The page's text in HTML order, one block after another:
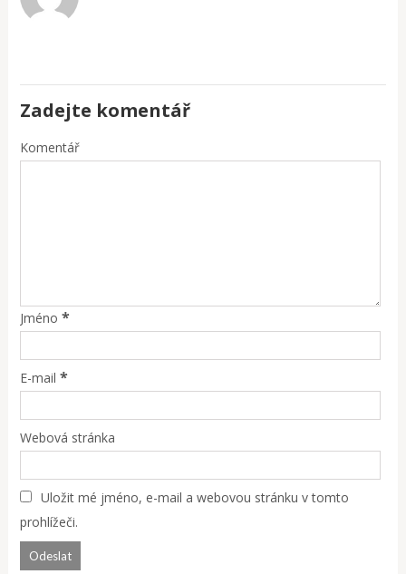
Zadejte komentář
Komentář
Jméno *
E-mail *
Webová stránka
Uložit mé jméno, e-mail a webovou stránku v tomto
prohlížeči.